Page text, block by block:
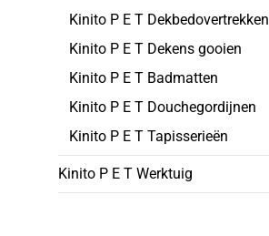
Kinito P E T Dekbedovertrekken
Kinito P E T Dekens gooien
Kinito P E T Badmatten
Kinito P E T Douchegordijnen
Kinito P E T Tapisserieën
Kinito P E T Werktuig